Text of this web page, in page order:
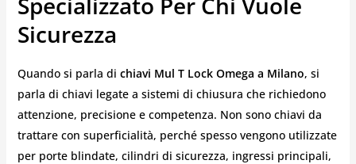
Sicurezza
Quando si parla di chiavi Mul T Lock Omega a Milano, si
parla di chiavi legate a sistemi di chiusura che richiedono
attenzione, precisione e competenza. Non sono chiavi da
trattare con superficialità, perché spesso vengono utilizzate
per porte blindate, cilindri di sicurezza, ingressi principali,